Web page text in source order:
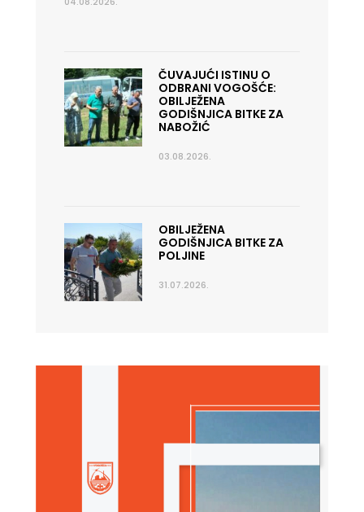
ČUVAJUĆI ISTINU O
ODBRANI VOGOŠĆE:
OBILJEŽENA
GODIŠNJICA BITKE ZA
NABOŽIĆ
03.08.2026.
OBILJEŽENA
GODIŠNJICA BITKE ZA
POLJINE
31.07.2026.